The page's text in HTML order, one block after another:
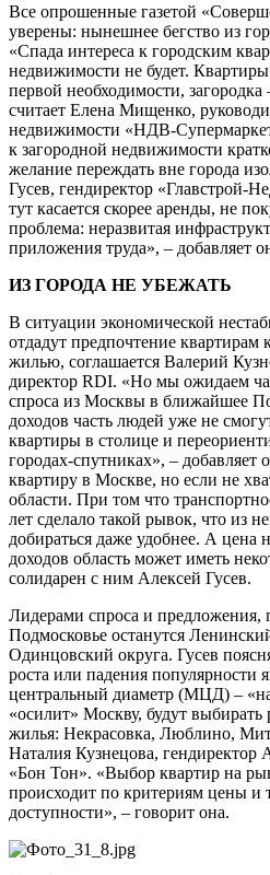
Все опрошенные газетой
уверены: нынешнее бегство из
«Спада интереса к городским
недвижимости не будет.
первой необходимости, загородка
считает Елена Мищенко,
недвижимости «НДВ-
к загородной недвижимости
желание переждать вне города
Гусев, гендиректор «Главстрой-
тут касается скорее аренды, не
проблема: неразвитая
приложения труда», – добавляет
ИЗ ГОРОДА НЕ УБЕЖАТЬ
В ситуации экономической
отдадут предпочтение квартирам
жилью, соглашается Валерий
директор RDI. «Но мы ожидаем
спроса из Москвы в ближайшее
доходов часть людей уже не
квартиры в столице и
городах-спутниках», – добавляет
квартиру в Москве, но если не
области. При том что
лет сделало такой рывок, что из
добираться даже удобнее. А цена
доходов область может иметь
солидарен с ним Алексей Гусев.
Лидерами спроса и
Подмосковье останутся
Одинцовский округа. Гусев
роста или падения популярности
центральный диаметр (МЦД) –
«осилит» Москву, будут
жилья: Некрасовка, Люблино,
Наталия Кузнецова, гендиректор
«Бон Тон». «Выбор квартир на
происходит по критериям цены и
доступности», – говорит она.